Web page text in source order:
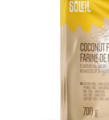
ADD TO CART